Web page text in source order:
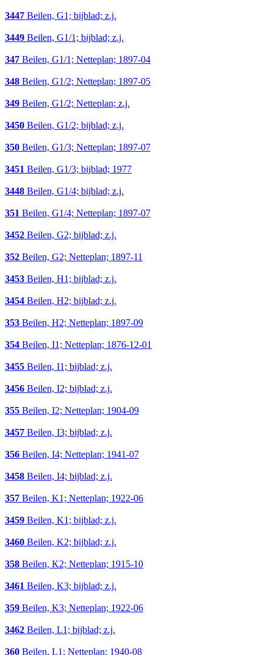
3447 Beilen, G1; bijblad; z.j.
3449 Beilen, G1/1; bijblad; z.j.
347 Beilen, G1/1; Netteplan; 1897-04
348 Beilen, G1/2; Netteplan; 1897-05
349 Beilen, G1/2; Netteplan; z.j.
3450 Beilen, G1/2; bijblad; z.j.
350 Beilen, G1/3; Netteplan; 1897-07
3451 Beilen, G1/3; bijblad; 1977
3448 Beilen, G1/4; bijblad; z.j.
351 Beilen, G1/4; Netteplan; 1897-07
3452 Beilen, G2; bijblad; z.j.
352 Beilen, G2; Netteplan; 1897-11
3453 Beilen, H1; bijblad; z.j.
3454 Beilen, H2; bijblad; z.j.
353 Beilen, H2; Netteplan; 1897-09
354 Beilen, I1; Netteplan; 1876-12-01
3455 Beilen, I1; bijblad; z.j.
3456 Beilen, I2; bijblad; z.j.
355 Beilen, I2; Netteplan; 1904-09
3457 Beilen, I3; bijblad; z.j.
356 Beilen, I4; Netteplan; 1941-07
3458 Beilen, I4; bijblad; z.j.
357 Beilen, K1; Netteplan; 1922-06
3459 Beilen, K1; bijblad; z.j.
3460 Beilen, K2; bijblad; z.j.
358 Beilen, K2; Netteplan; 1915-10
3461 Beilen, K3; bijblad; z.j.
359 Beilen, K3; Netteplan; 1922-06
3462 Beilen, L1; bijblad; z.j.
360 Beilen, L1; Netteplan; 1940-08